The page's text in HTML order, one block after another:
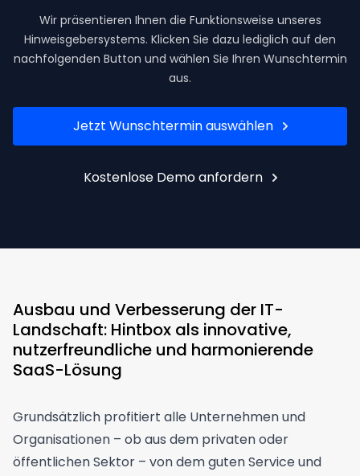
Wir präsentieren Ihnen die Funktionsweise unseres
Hinweisgebersystems. Klicken Sie dazu lediglich auf den
nachfolgenden Button und wählen Sie Ihren Wunschtermin
aus.
Jetzt Wunschtermin auswählen
Kostenlose Demo anfordern
Ausbau und Verbesserung der IT-
Landschaft: Hintbox als innovative,
nutzerfreundliche und harmonierende
SaaS-Lösung
Grundsätzlich profitiert alle Unternehmen und
Organisationen – ob aus dem privaten oder
öffentlichen Sektor – von dem guten Service und